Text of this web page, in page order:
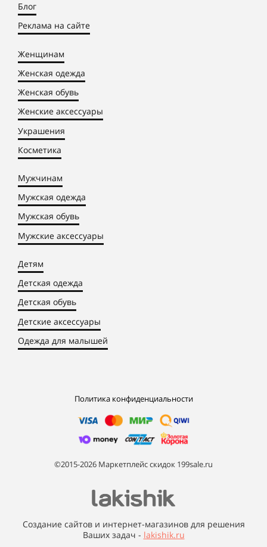
Блог
Реклама на сайте
Женщинам
Женская одежда
Женская обувь
Женские аксессуары
Украшения
Косметика
Мужчинам
Мужская одежда
Мужская обувь
Мужские аксессуары
Детям
Детская одежда
Детская обувь
Детские аксессуары
Одежда для малышей
Политика конфиденциальности
©2015-2026 Маркетплейс скидок 199sale.ru
Создание сайтов и интернет-магазинов для решения
Ваших задач - lakishik.ru